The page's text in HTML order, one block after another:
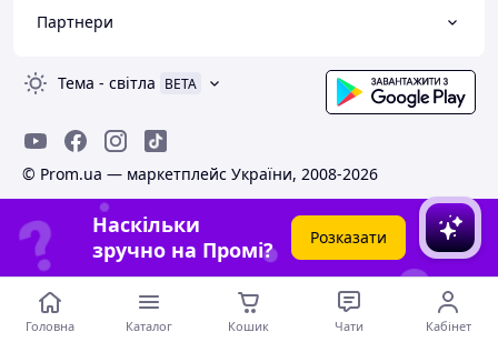
Партнери
Тема - світла BETA
© Prom.ua — маркетплейс України, 2008-2026
Наскільки
зручно на Промі?
Розказати
Головна Каталог Кошик Чати Кабінет